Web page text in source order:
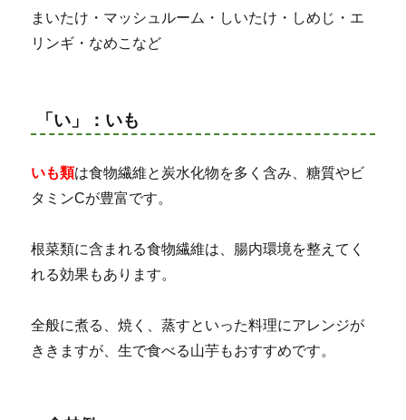
まいたけ・マッシュルーム・しいたけ・しめじ・エ
リンギ・なめこなど
「い」：いも
いも類は食物繊維と炭水化物を多く含み、糖質やビ
タミンCが豊富です。
根菜類に含まれる食物繊維は、腸内環境を整えてく
れる効果もあります。
全般に煮る、焼く、蒸すといった料理にアレンジが
ききますが、生で食べる山芋もおすすめです。